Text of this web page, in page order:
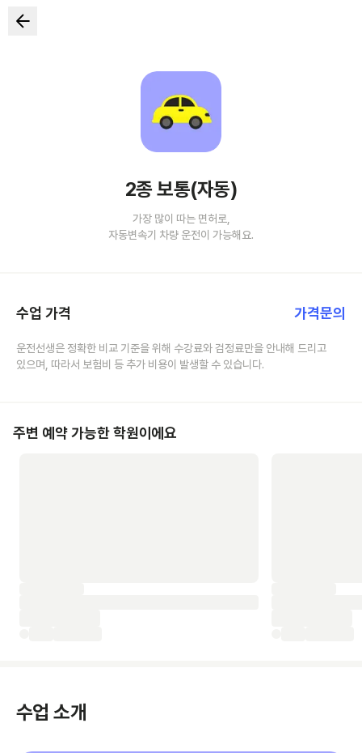
2종 보통(자동)
가장 많이 따는 면허로,
자동변속기 차량 운전이 가능해요.
수업 가격 가격문의
운전선생은 정확한 비교 기준을 위해 수강료와 검정료만을 안내해 드리고
있으며, 따라서 보험비 등 추가 비용이 발생할 수 있습니다.
주변 예약 가능한 학원이에요
수업 소개